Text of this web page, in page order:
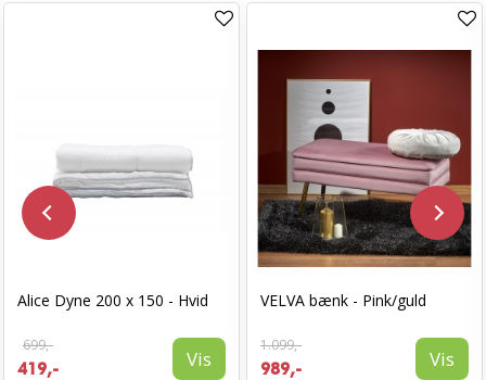
Alice Dyne 200 x 150 - Hvid
699,-
419,- Vis
VELVA bænk - Pink/guld
1.099,-
989,- Vis